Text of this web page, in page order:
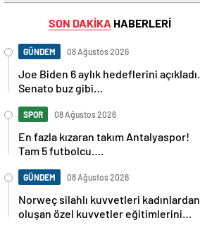
SON DAKİKA HABERLERİ
GÜNDEM 08 Ağustos 2026
Joe Biden 6 aylık hedeflerini açıkladı.
Senato buz gibi…
SPOR 08 Ağustos 2026
En fazla kızaran takım Antalyaspor!
Tam 5 futbolcu….
GÜNDEM 08 Ağustos 2026
Norweç silahlı kuvvetleri kadınlardan
oluşan özel kuvvetler eğitimlerini